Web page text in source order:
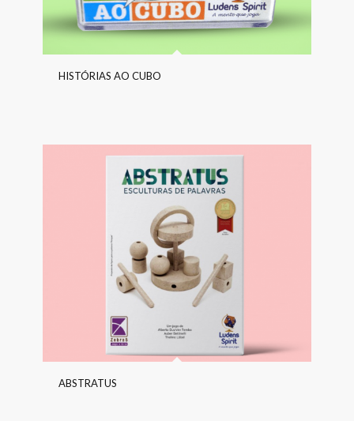
HISTÓRIAS AO CUBO
ABSTRATUS